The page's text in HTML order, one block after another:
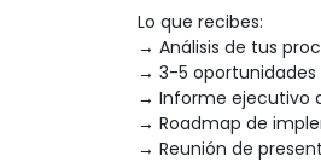
Lo que recibes:
→ Análisis de tus
→ 3-5
→ Informe ejecutivo
→ Roadmap de
→ Reunión de